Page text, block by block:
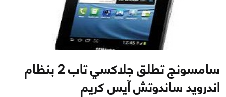
سامسونج تطلق جلاكسي تاب 2 بنظام
اندرويد ساندوتش آيس كريم